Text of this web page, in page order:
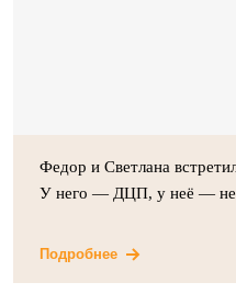
Федор и Светлана
У него — ДЦП, у неё —
Подробнее